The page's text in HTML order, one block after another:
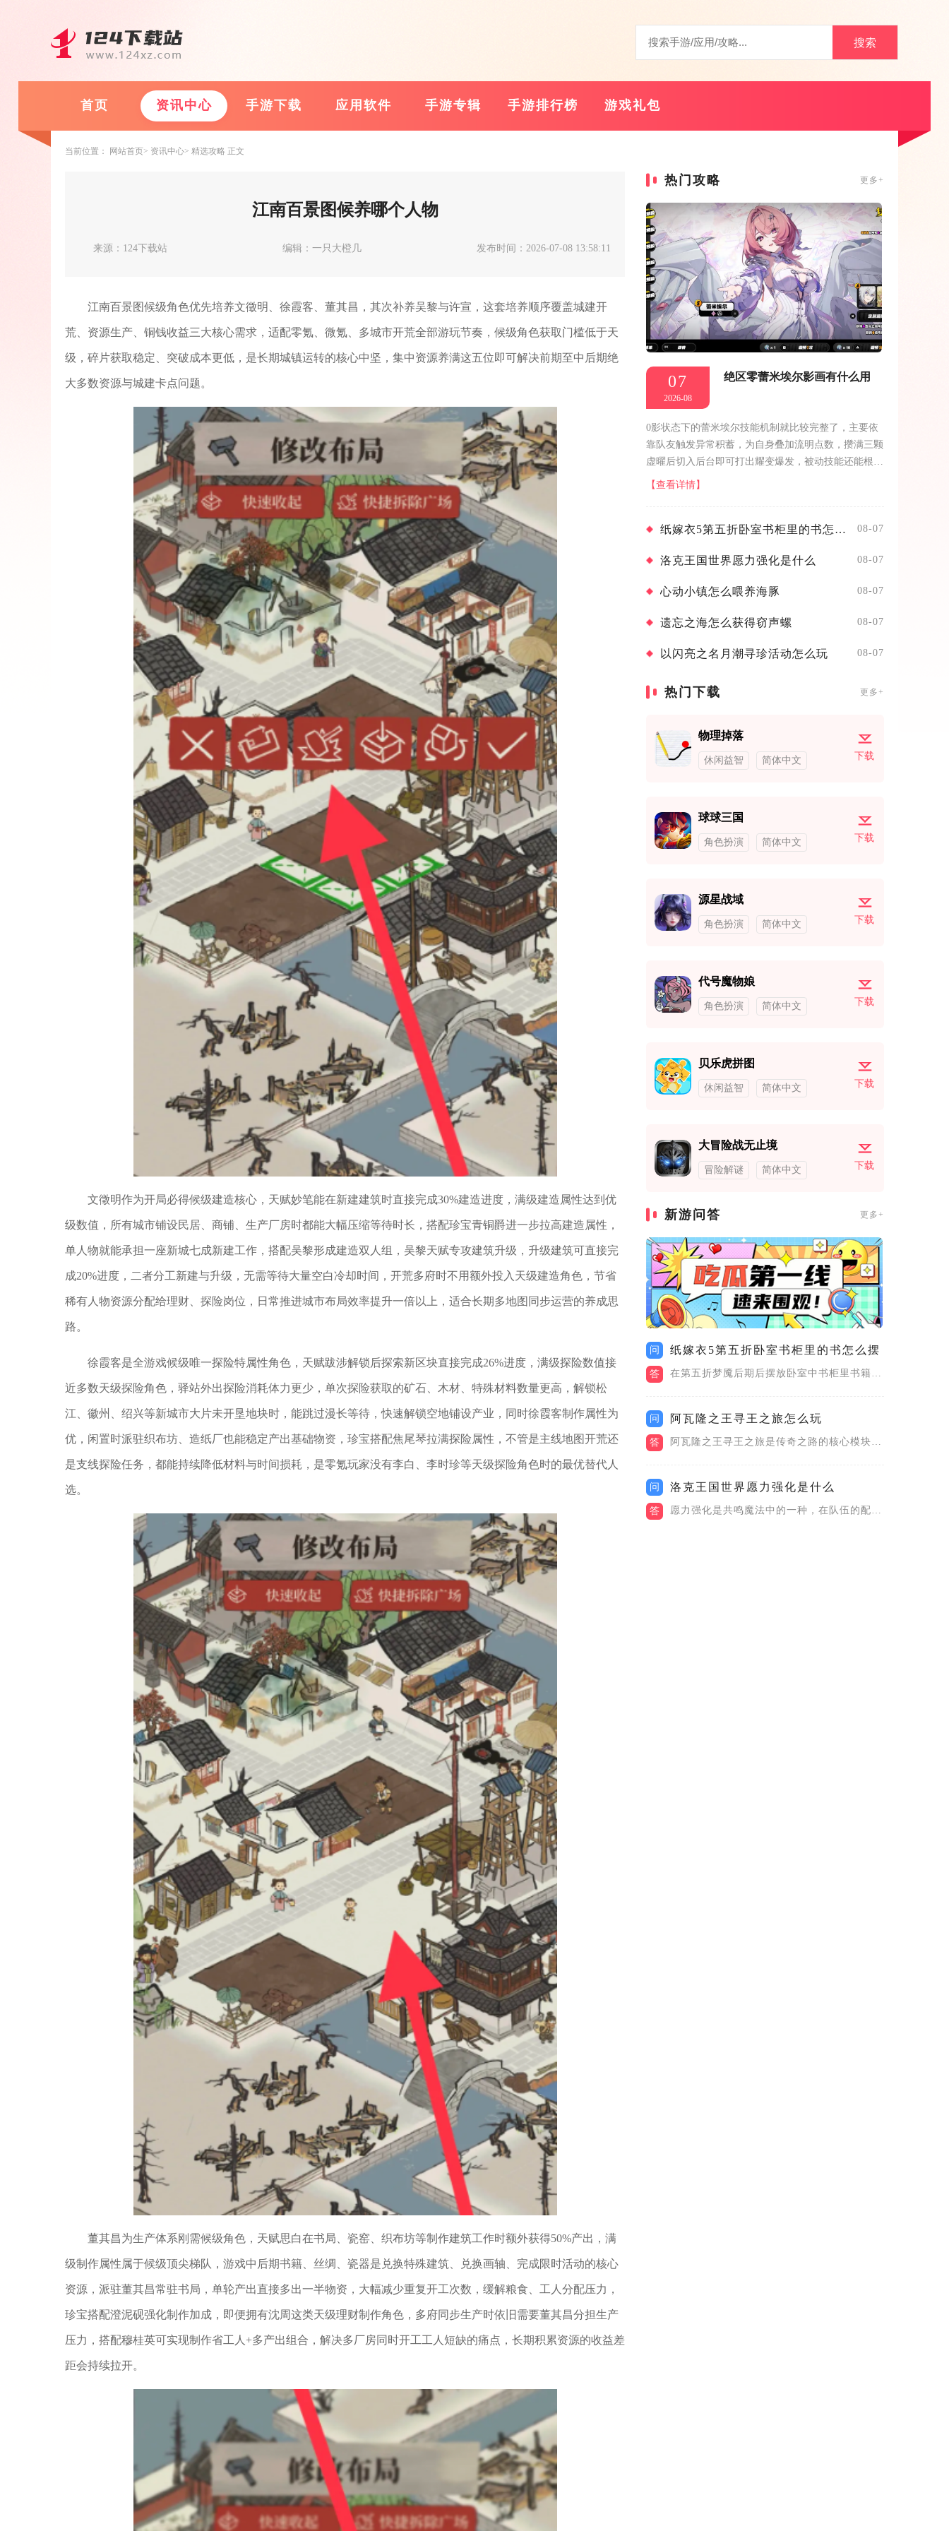
搜索
首页 资讯中心 手游下载 应用软件 手游专辑 手游排行榜 游戏礼包
当前位置： 网站首页 资讯中心 精选攻略 正文
江南百景图候养哪个人物
来源：124下载站 编辑：一只大橙几 发布时间：2026-07-08 13:58:11
江南百景图候级角色优先培养文徵明、徐霞客、董其昌，其次补养吴黎与许宣，这套培养顺序覆盖城建开
荒、资源生产、铜钱收益三大核心需求，适配零氪、微氪、多城市开荒全部游玩节奏，候级角色获取门槛低于天
级，碎片获取稳定、突破成本更低，是长期城镇运转的核心中坚，集中资源养满这五位即可解决前期至中后期绝
大多数资源与城建卡点问题。
文徵明作为开局必得候级建造核心，天赋妙笔能在新建建筑时直接完成30%建造进度，满级建造属性达到优
级数值，所有城市铺设民居、商铺、生产厂房时都能大幅压缩等待时长，搭配珍宝青铜爵进一步拉高建造属性，
单人物就能承担一座新城七成新建工作，搭配吴黎形成建造双人组，吴黎天赋专攻建筑升级，升级建筑可直接完
成20%进度，二者分工新建与升级，无需等待大量空白冷却时间，开荒多府时不用额外投入天级建造角色，节省
稀有人物资源分配给理财、探险岗位，日常推进城市布局效率提升一倍以上，适合长期多地图同步运营的养成思
路。
徐霞客是全游戏候级唯一探险特属性角色，天赋跋涉解锁后探索新区块直接完成26%进度，满级探险数值接
近多数天级探险角色，驿站外出探险消耗体力更少，单次探险获取的矿石、木材、特殊材料数量更高，解锁松
江、徽州、绍兴等新城市大片未开垦地块时，能跳过漫长等待，快速解锁空地铺设产业，同时徐霞客制作属性为
优，闲置时派驻织布坊、造纸厂也能稳定产出基础物资，珍宝搭配焦尾琴拉满探险属性，不管是主线地图开荒还
是支线探险任务，都能持续降低材料与时间损耗，是零氪玩家没有李白、李时珍等天级探险角色时的最优替代人
选。
董其昌为生产体系刚需候级角色，天赋思白在书局、瓷窑、织布坊等制作建筑工作时额外获得50%产出，满
级制作属性属于候级顶尖梯队，游戏中后期书籍、丝绸、瓷器是兑换特殊建筑、兑换画轴、完成限时活动的核心
资源，派驻董其昌常驻书局，单轮产出直接多出一半物资，大幅减少重复开工次数，缓解粮食、工人分配压力，
珍宝搭配澄泥砚强化制作加成，即便拥有沈周这类天级理财制作角色，多府同步生产时依旧需要董其昌分担生产
压力，搭配穆桂英可实现制作省工人+多产出组合，解决多厂房同时开工工人短缺的痛点，长期积累资源的收益差
距会持续拉开。
热门攻略 更多+
07
2026-08
绝区零蕾米埃尔影画有什么用
0影状态下的蕾米埃尔技能机制就比较完整了，主要依
靠队友触发异常积蓄，为自身叠加流明点数，攒满三颗
虚曜后切入后台即可打出耀变爆发，被动技能还能根据
队伍内的异常角色数量提供攻击力加成与异常积蓄速率
【查看详情】
纸嫁衣5第五折卧室书柜里的书怎么摆 08-07
洛克王国世界愿力强化是什么 08-07
心动小镇怎么喂养海豚 08-07
遗忘之海怎么获得窃声螺 08-07
以闪亮之名月潮寻珍活动怎么玩 08-07
热门下载 更多+
物理掉落
休闲益智 简体中文 下载
球球三国
角色扮演 简体中文 下载
源星战域
角色扮演 简体中文 下载
代号魔物娘
角色扮演 简体中文 下载
贝乐虎拼图
休闲益智 简体中文 下载
大冒险战无止境
冒险解谜 简体中文 下载
新游问答 更多+
问 纸嫁衣5第五折卧室书柜里的书怎么摆
答 在第五折梦魇后期后摆放卧室中书柜里书籍的环节，需要先从教室里...
问 阿瓦隆之王寻王之旅怎么玩
答 阿瓦隆之王寻王之旅是传奇之路的核心模块，需从城市地图右下角进...
问 洛克王国世界愿力强化是什么
答 愿力强化是共鸣魔法中的一种，在队伍的配置中修改，当前一共有两...